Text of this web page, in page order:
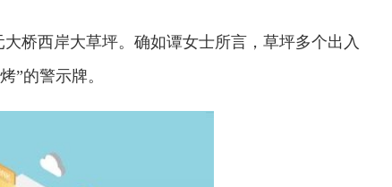
桥西岸大草坪。确如谭女士所言，草坪多个出入
”的警示牌。